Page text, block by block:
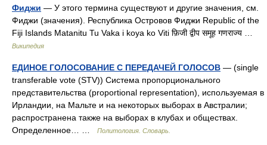
Фиджи — У этого термина существуют и другие значения, см.
Фиджи (значения). Республика Островов Фиджи Republic of the
Fiji Islands Matanitu Tu Vaka i koya ko Viti फ़िजी द्वीप समूह गणराज्य …
Википедия
ЕДИНОЕ ГОЛОСОВАНИЕ С ПЕРЕДАЧЕЙ ГОЛОСОВ — (single
transferable vote (STV)) Система пропорционального
представительства (proportional representation), используемая в
Ирландии, на Мальте и на некоторых выборах в Австралии;
распространена также на выборах в клубах и обществах.
Определенное… …
Политология. Словарь.